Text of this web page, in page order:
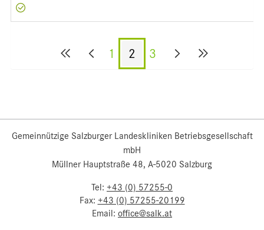
1 2 3
Gemeinnützige Salzburger Landeskliniken Betriebsgesellschaft
mbH
Müllner Hauptstraße 48, A-5020 Salzburg
Tel: +43 (0) 57255-0
Fax: +43 (0) 57255-20199
Email: office@salk.at